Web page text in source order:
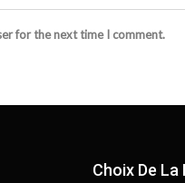
for the next time I comment.
Choix De